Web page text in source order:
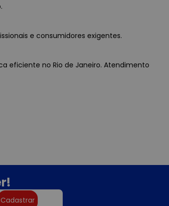
e consumidores exigentes.
eficiente no Rio de Janeiro. Atendimento
Cadastrar